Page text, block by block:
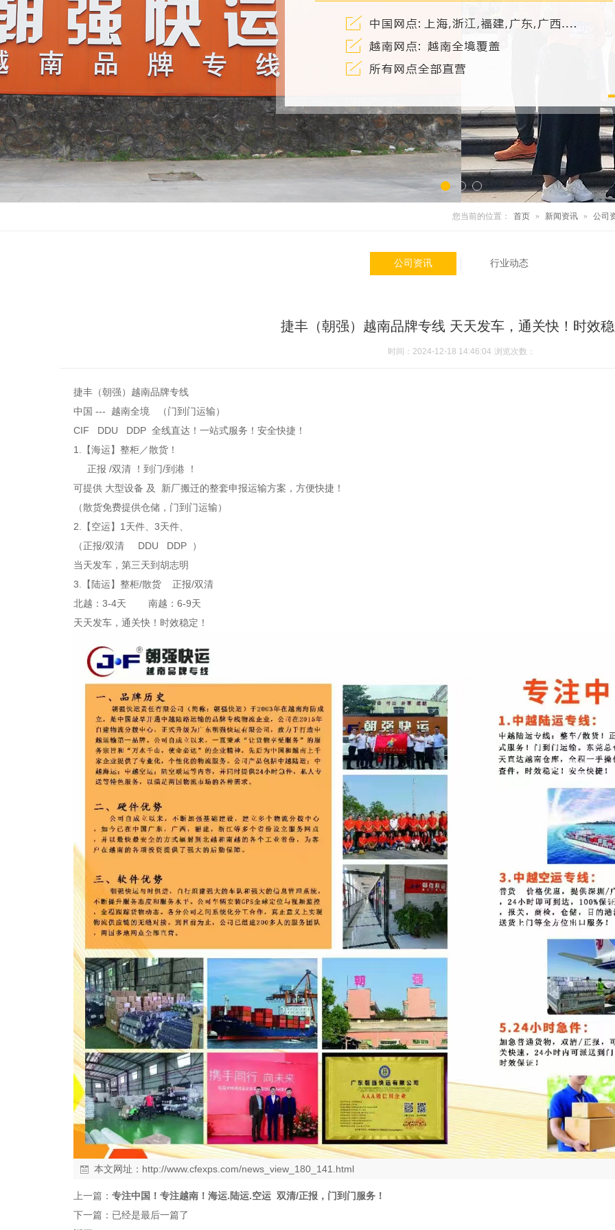
您当前的位置： 首页 » 新闻资讯 » 公司
公司资讯 行业动态
捷丰（朝强）越南品牌专线 天天发车，通关快！时效
时间：2024-12-18 14:46:04 浏览次数：
捷丰（朝强）越南品牌专线
中国 --- 越南全境 （门到门运输）
CIF DDU DDP 全线直达！一站式服务！安全快捷！
1.【海运】整柜／散货！
正报 /双清 ！到门/到港 ！
可提供 大型设备 及 新厂搬迁的整套申报运输方案，方便快捷！
（散货免费提供仓储，门到门运输）
2.【空运】1天件、3天件、
（正报/双清 DDU DDP ）
当天发车，第三天到胡志明
3.【陆运】整柜/散货 正报/双清
北越：3-4天 南越：6-9天
天天发车，通关快！时效稳定！
本文网址： http://www.cfexps.com/news_view_180_141.html
上一篇： 专注中国！专注越南！海运.陆运.空运 双清/正报，门到门服务！
下一篇：已经是最后一篇了